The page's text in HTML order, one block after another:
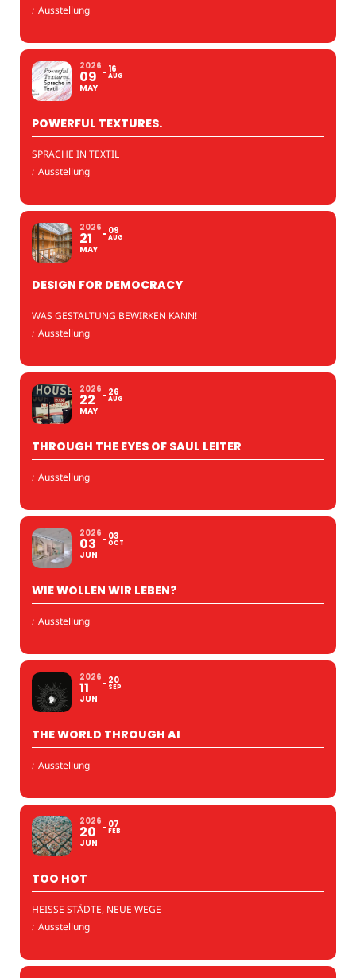
: Ausstellung
2026
09
MAY
16
AUG
POWERFUL TEXTURES.
SPRACHE IN TEXTIL
: Ausstellung
2026
21
MAY
09
AUG
DESIGN FOR DEMOCRACY
WAS GESTALTUNG BEWIRKEN KANN!
: Ausstellung
2026
22
MAY
26
AUG
THROUGH THE EYES OF SAUL LEITER
: Ausstellung
2026
03
JUN
03
OCT
WIE WOLLEN WIR LEBEN?
: Ausstellung
2026
11
JUN
20
SEP
THE WORLD THROUGH AI
: Ausstellung
2026
20
JUN
07
FEB
TOO HOT
HEISSE STÄDTE, NEUE WEGE
: Ausstellung